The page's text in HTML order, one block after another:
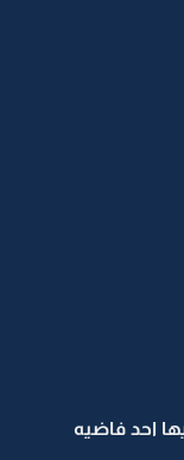
احد فاضيه